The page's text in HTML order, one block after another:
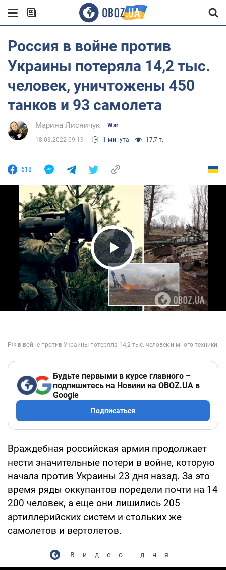
Россия в войне против
Украины потеряла 14,2 тыс.
человек, уничтожены 450
танков и 93 самолета
Марина Лисничук War
18.03.2022 09:19 1 минута 17,7 т.
618
Play Video
Будьте первыми в курсе главного –
подпишитесь на Новини на OBOZ.UA в
Google
Подписаться
Враждебная российская армия продолжает
нести значительные потери в войне, которую
начала против Украины 23 дня назад. За это
время ряды оккупантов поредели почти на 14
200 человек, а еще они лишились 205
артиллерийских систем и стольких же
самолетов и вертолетов.
Видео дня